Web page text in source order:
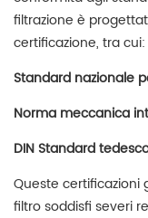
filtrazione è
certificazione, tra cui:
Standard nazionale
Norma meccanica
DIN Standard
Queste
filtro soddisfi severi